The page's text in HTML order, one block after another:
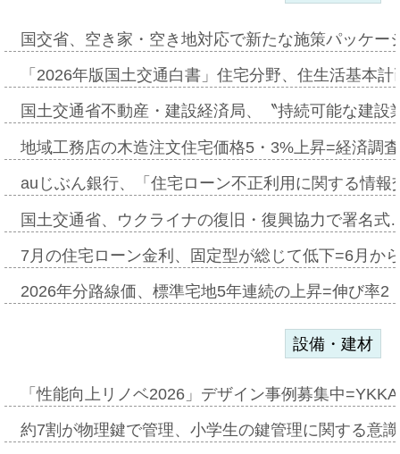
国交省、空き家・空き地対応で新たな施策パッケ
「2026年版国土交通白書」住宅分野、住生活基本
国土交通省不動産・建設経済局、〝持続可能な建
地域工務店の木造注文住宅価格5・3%上昇=経済調
auじぶん銀行、「住宅ローン不正利用に関する情
国土交通省、ウクライナの復旧・復興協力で署名
7月の住宅ローン金利、固定型が総じて低下=6月か
2026年分路線価、標準宅地5年連続の上昇=伸び率
設備・建材
「性能向上リノベ2026」デザイン事例募集中
約7割が物理鍵で管理、小学生の鍵管理に関する意